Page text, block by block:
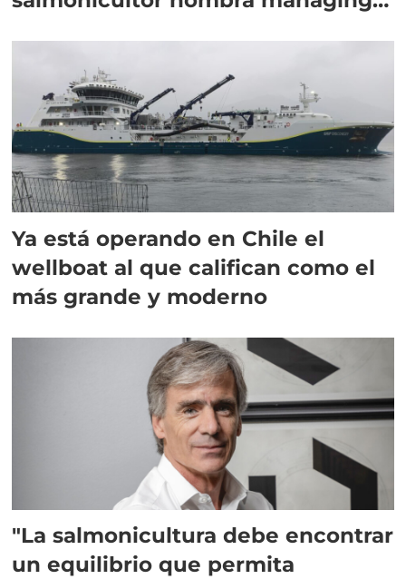
Ya está operando en Chile el
wellboat al que califican como el
más grande y moderno
"La salmonicultura debe encontrar
un equilibrio que permita